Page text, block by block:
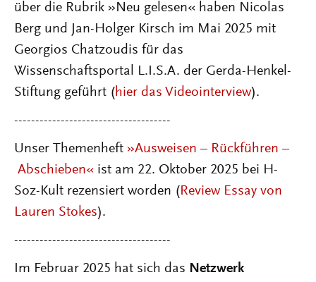
über die Rubrik »Neu gelesen« haben Nicolas
Berg und Jan-Holger Kirsch im Mai 2025 mit
Georgios Chatzoudis für das
Wissenschaftsportal L.I.S.A. der Gerda-Henkel-
Stiftung geführt (hier das Videointerview).
-------------------------------------
Unser Themenheft »Ausweisen – Rückführen –
Abschieben« ist am 22. Oktober 2025 bei H-
Soz-Kult rezensiert worden (Review Essay von
Lauren Stokes).
-------------------------------------
Im Februar 2025 hat sich das Netzwerk